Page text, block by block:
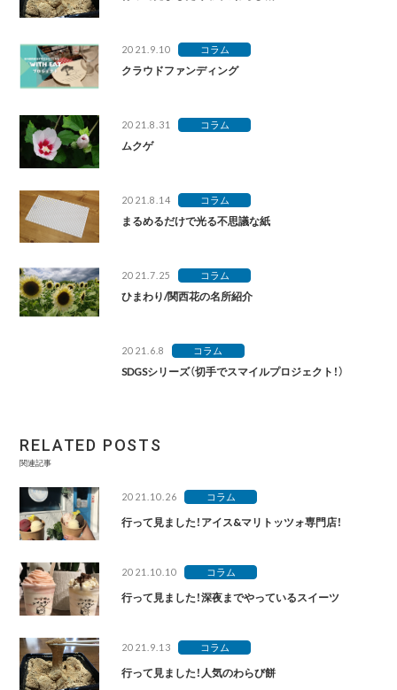
2021.9.10 コラム
クラウドファンディング
2021.8.31 コラム
ムクゲ
2021.8.14 コラム
まるめるだけで光る不思議な紙
2021.7.25 コラム
ひまわり/関西花の名所紹介
2021.6.8 コラム
SDGSシリーズ（切手でスマイルプロジェクト！）
RELATED POSTS
関連記事
2021.10.26 コラム
行って見ました！アイス&マリトッツォ専門店！
2021.10.10 コラム
行って見ました！深夜までやっているスイーツ
2021.9.13 コラム
行って見ました！人気のわらび餅